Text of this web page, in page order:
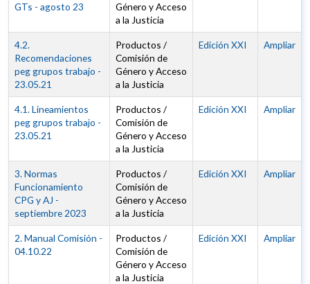
GTs - agosto 23
Género y Acceso
a la Justicia
4.2.
Recomendaciones
peg grupos trabajo -
23.05.21
Productos /
Comisión de
Género y Acceso
a la Justicia
Edición XXI Ampliar
4.1. Lineamientos
peg grupos trabajo -
23.05.21
Productos /
Comisión de
Género y Acceso
a la Justicia
Edición XXI Ampliar
3. Normas
Funcionamiento
CPG y AJ -
septiembre 2023
Productos /
Comisión de
Género y Acceso
a la Justicia
Edición XXI Ampliar
2. Manual Comisión -
04.10.22
Productos /
Comisión de
Género y Acceso
a la Justicia
Edición XXI Ampliar